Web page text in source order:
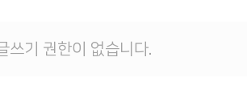
쓰기 권한이 없습니다.